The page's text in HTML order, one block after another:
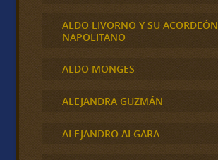
ALDO LIVORNO Y SU ACORDEÓN
NAPOLITANO
ALDO MONGES
ALEJANDRA GUZMÁN
ALEJANDRO ALGARA